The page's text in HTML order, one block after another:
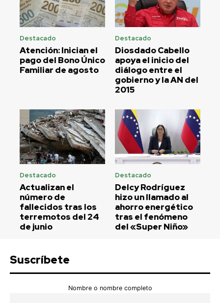
Destacado
Atención: Inician el
pago del Bono Único
Familiar de agosto
Destacado
Diosdado Cabello
apoya el inicio del
diálogo entre el
gobierno y la AN del
2015
Destacado
Actualizan el
número de
fallecidos tras los
terremotos del 24
de junio
Destacado
Delcy Rodríguez
hizo un llamado al
ahorro energético
tras el fenómeno
del «Super Niño»
Suscríbete
Nombre o nombre completo